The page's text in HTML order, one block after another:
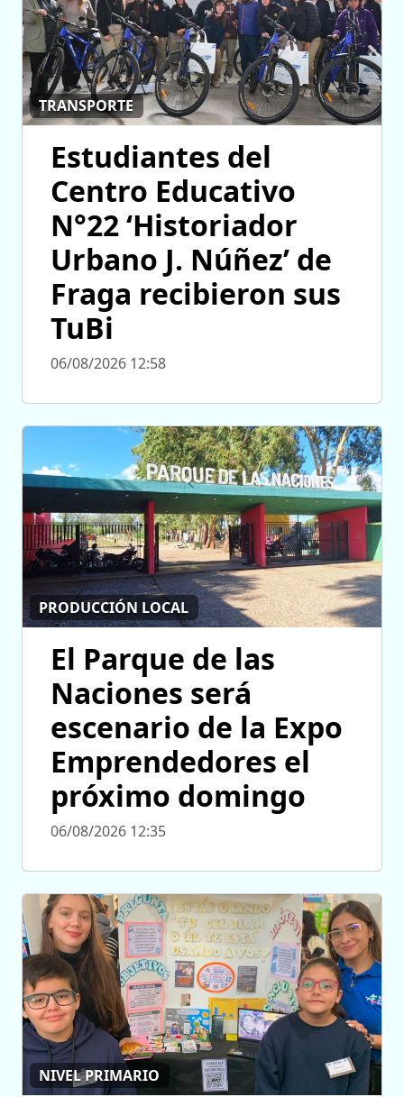
TRANSPORTE
Estudiantes del
Centro Educativo
N°22 ‘Historiador
Urbano J. Núñez’ de
Fraga recibieron sus
TuBi
06/08/2026 12:58
PRODUCCIÓN LOCAL
El Parque de las
Naciones será
escenario de la Expo
Emprendedores el
próximo domingo
06/08/2026 12:35
NIVEL PRIMARIO